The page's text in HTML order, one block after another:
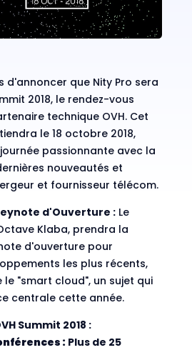
d'annoncer que Nity Pro sera
2018, le rendez-vous
technique OVH. Cet
le 18 octobre 2018,
passionnante avec la
nouveautés et
et fournisseur télécom.
d'Ouverture : Le
Klaba, prendra la
d'ouverture pour
les plus récents,
"smart cloud", un sujet qui
centrale cette année.
Summit 2018 :
: Plus de 25